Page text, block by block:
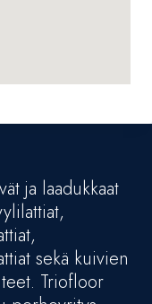
ja laadukkaat
sekä kuivien
Triofloor